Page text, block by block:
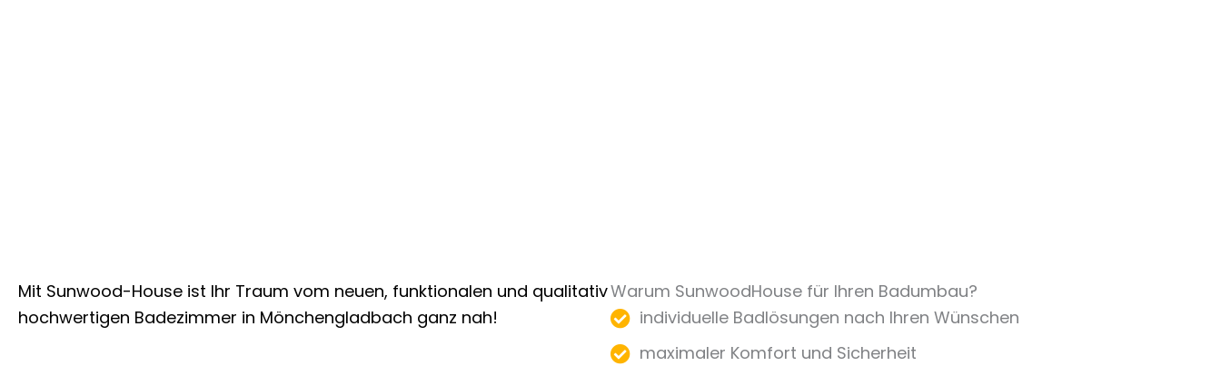
Mit Sunwood-House ist Ihr Traum vom neuen, funktionalen und qualitativ
hochwertigen Badezimmer in Mönchengladbach ganz nah!
Warum SunwoodHouse für Ihren Badumbau?
individuelle Badlösungen nach Ihren Wünschen
maximaler Komfort und Sicherheit